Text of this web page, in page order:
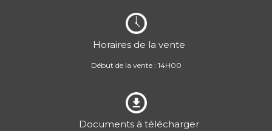
Horaires de la vente
Début de la vente : 14H00
Documents à télécharger